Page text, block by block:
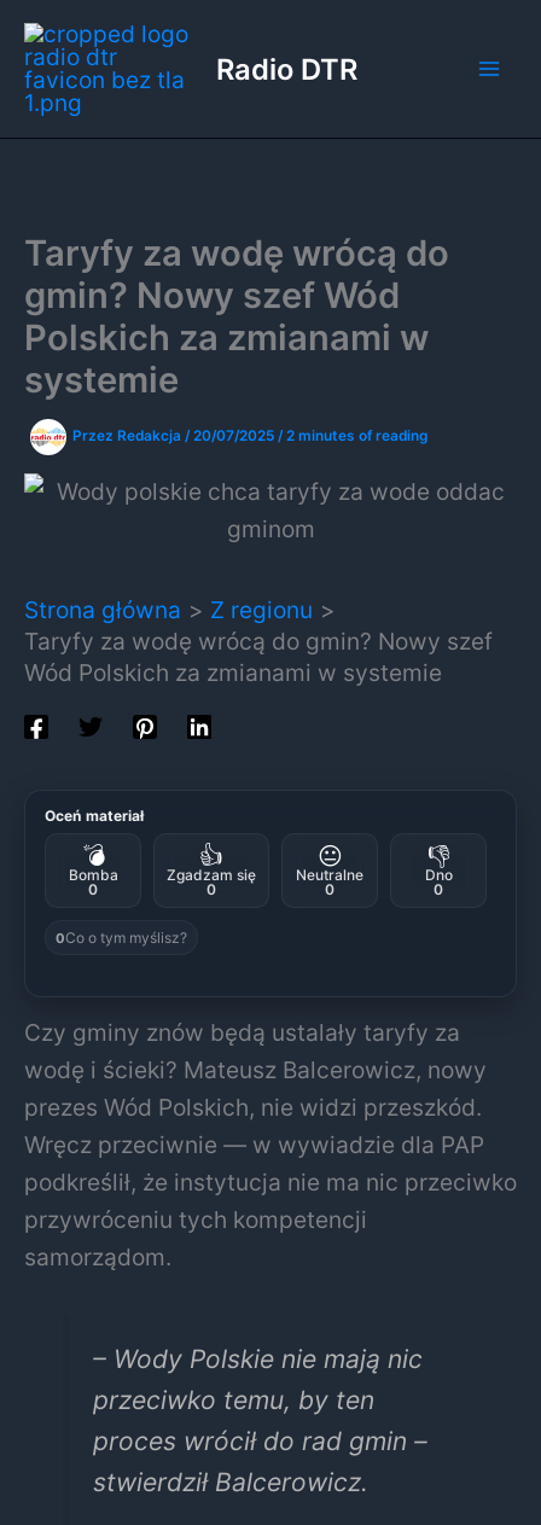
Przejdź
do
treści
Radio DTR
Taryfy za wodę wrócą do
gmin? Nowy szef Wód
Polskich za zmianami w
systemie
Przez Redakcja /20/07/2025 /2 minutes of reading
Strona główna
Z regionu
Taryfy za wodę wrócą do gmin? Nowy szef
Wód Polskich za zmianami w systemie
Oceń materiał
💣
Bomba
0
👍
Zgadzam się
0
😐
Neutralne
0
👎
Dno
0
0Co o tym myślisz?
Czy gminy znów będą ustalały taryfy za
wodę i ścieki? Mateusz Balcerowicz, nowy
prezes Wód Polskich, nie widzi przeszkód.
Wręcz przeciwnie — w wywiadzie dla PAP
podkreślił, że instytucja nie ma nic przeciwko
przywróceniu tych kompetencji
samorządom.
– Wody Polskie nie mają nic
przeciwko temu, by ten
proces wrócił do rad gmin –
stwierdził Balcerowicz.